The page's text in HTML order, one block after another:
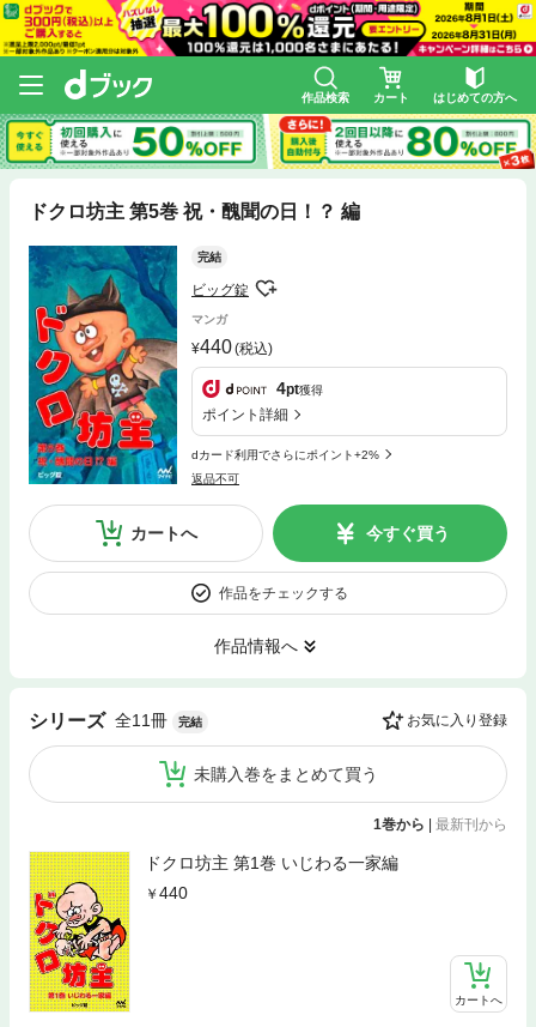
作品検索 カート はじめての方へ
ドクロ坊主 第5巻 祝・醜聞の日！？ 編
完結
ビッグ錠
マンガ
440(税込)
4pt獲得
ポイント詳細
dカード利用でさらにポイント+2%
返品不可
カートへ 今すぐ買う
作品をチェックする
作品情報へ
シリーズ 全11冊 完結 お気に入り登録
未購入巻をまとめて買う
1巻から 最新刊から
ドクロ坊主 第1巻 いじわる一家編
440
カートへ